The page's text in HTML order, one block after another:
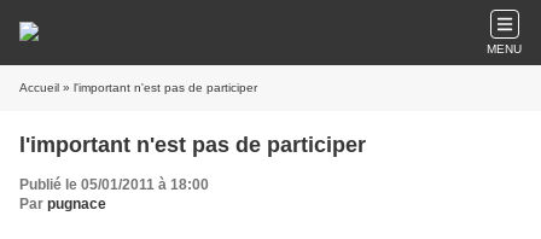
MENU
Accueil » l'important n'est pas de participer
l'important n'est pas de participer
Publié le 05/01/2011 à 18:00
Par pugnace